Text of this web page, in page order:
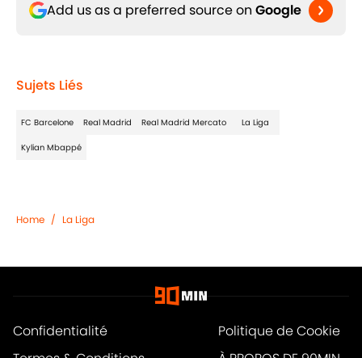
Add us as a preferred source on Google
Sujets Liés
FC Barcelone Real Madrid Real Madrid Mercato La Liga
Kylian Mbappé
Home / La Liga
Confidentialité
Politique de Cookie